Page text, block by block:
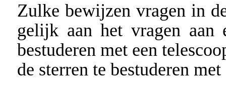
Zulke bewijzen vragen in
gelijk aan het vragen aan
bestuderen met een
de sterren te bestuderen